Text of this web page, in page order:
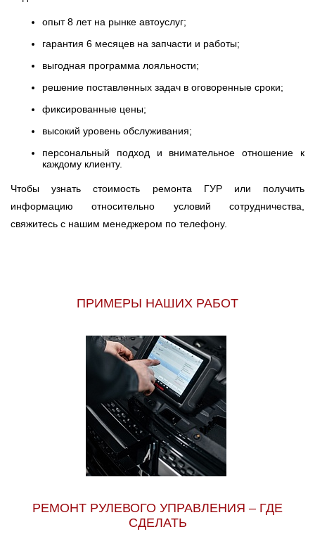
опыт 8 лет на рынке автоуслуг;
гарантия 6 месяцев на запчасти и работы;
выгодная программа лояльности;
решение поставленных задач в оговоренные сроки;
фиксированные цены;
высокий уровень обслуживания;
персональный подход и внимательное отношение к
каждому клиенту.
Чтобы узнать стоимость ремонта ГУР или получить
информацию относительно условий сотрудничества,
свяжитесь с нашим менеджером по телефону.
ПРИМЕРЫ НАШИХ РАБОТ
РЕМОНТ РУЛЕВОГО УПРАВЛЕНИЯ – ГДЕ
СДЕЛАТЬ